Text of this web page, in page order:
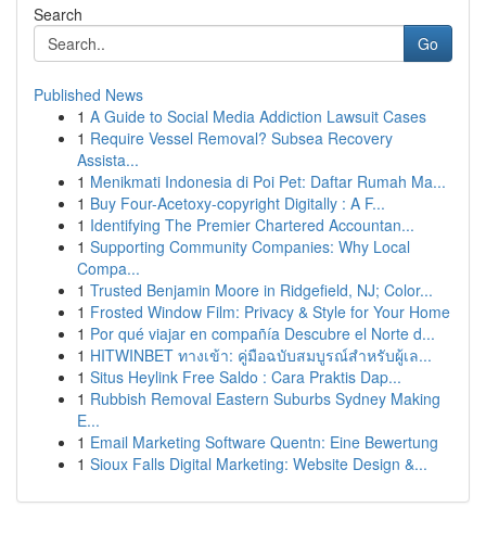
Search
Go
Published News
1 A Guide to Social Media Addiction Lawsuit Cases
1 Require Vessel Removal? Subsea Recovery
Assista...
1 Menikmati Indonesia di Poi Pet: Daftar Rumah Ma...
1 Buy Four-Acetoxy-copyright Digitally : A F...
1 Identifying The Premier Chartered Accountan...
1 Supporting Community Companies: Why Local
Compa...
1 Trusted Benjamin Moore in Ridgefield, NJ; Color...
1 Frosted Window Film: Privacy & Style for Your Home
1 Por qué viajar en compañía Descubre el Norte d...
1 HITWINBET ทางเข้า: คู่มือฉบับสมบูรณ์สำหรับผู้เล...
1 Situs Heylink Free Saldo : Cara Praktis Dap...
1 Rubbish Removal Eastern Suburbs Sydney Making
E...
1 Email Marketing Software Quentn: Eine Bewertung
1 Sioux Falls Digital Marketing: Website Design &...